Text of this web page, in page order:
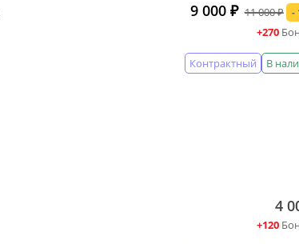
9 000 ₽ 11 000 ₽
-
+270
В
Контрактный
4
+120